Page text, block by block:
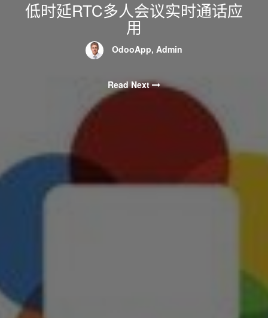
低时延RTC多人会议实时通话应
用
OdooApp, Admin
Read Next